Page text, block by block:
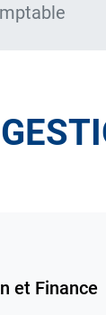
et Finance